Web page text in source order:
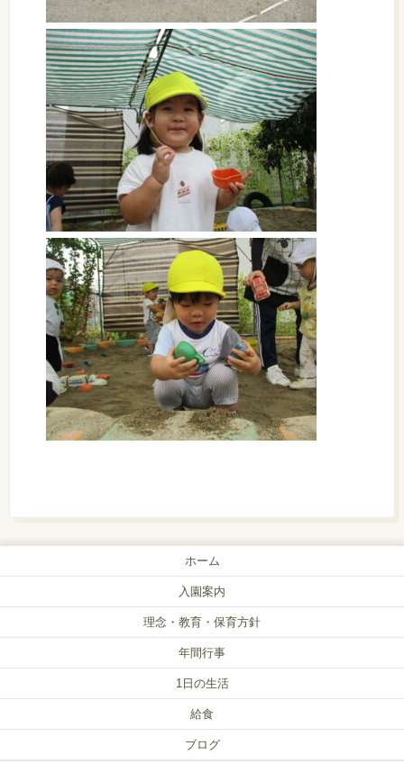
ホーム
入園案内
理念・教育・保育方針
年間行事
1日の生活
給食
ブログ